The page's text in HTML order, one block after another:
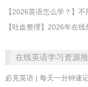
在线英语学习资源
必克英语 | 每天一分钟速